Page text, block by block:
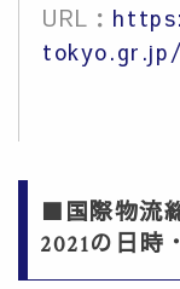
URL：
■国際物流
2021の日時